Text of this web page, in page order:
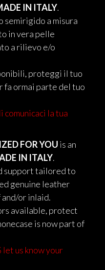
IN ITALY.
semirigido a misura
in vera pelle
a rilievo e/o
proteggi il tuo
fa ormai parte del tuo
la tua
FOR YOU is an
IN ITALY.
support tailored to
genuine leather
or inlaid.
available, protect
is now part of
let us know your